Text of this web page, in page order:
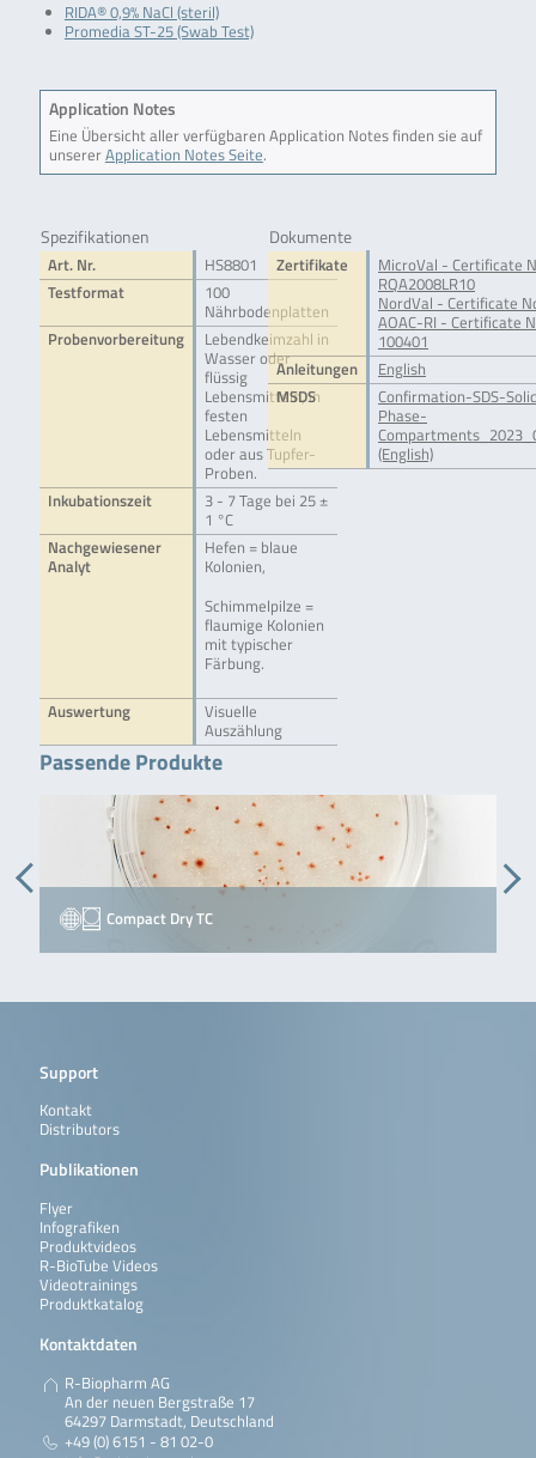
RIDA® 0,9% NaCl (steril)
Promedia ST-25 (Swab Test)
Application Notes
Eine Übersicht aller verfügbaren Application Notes finden sie auf
unsererApplication Notes Seite.
Spezifikationen
Art. Nr.
HS8801
Testformat
100
Nährbodenplatten
Probenvorbereitung
Lebendkeimzahl in
Wasser oder
flüssig
Lebensmitteln, in
festen
Lebensmitteln
oder aus Tupfer-
Proben.
Inkubationszeit
3 - 7 Tage bei 25 ±
1 °C
Nachgewiesener
Analyt
Hefen = blaue
Kolonien,
Schimmelpilze =
flaumige Kolonien
mit typischer
Färbung.
Auswertung
Visuelle
Auszählung
Dokumente
Zertifikate
MicroVal - Certificate
RQA2008LR10
NordVal - Certificate
AOAC-RI - Certificate
100401
Anleitungen
English
MSDS
Confirmation-SDS-
Phase-
(English)
Passende Produkte
Compact Dry TC
Support
Kontakt
Distributors
Publikationen
Flyer
Infografiken
Produktvideos
R-BioTube Videos
Videotrainings
Produktkatalog
Kontaktdaten
R-Biopharm AG
An der neuen Bergstraße 17
64297 Darmstadt, Deutschland
+49 (0) 6151 - 81 02-0